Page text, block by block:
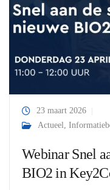
23 maart 2026
Actueel,
Webinar Snel
BIO2 in